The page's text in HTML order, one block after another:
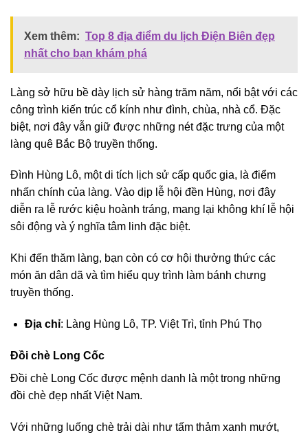
Xem thêm: Top 8 địa điểm du lịch Điện Biên đẹp
nhất cho bạn khám phá
Làng sở hữu bề dày lịch sử hàng trăm năm, nổi bật với các
công trình kiến trúc cổ kính như đình, chùa, nhà cổ. Đặc
biệt, nơi đây vẫn giữ được những nét đặc trưng của một
làng quê Bắc Bộ truyền thống.
Đình Hùng Lô, một di tích lịch sử cấp quốc gia, là điểm
nhấn chính của làng. Vào dịp lễ hội đền Hùng, nơi đây
diễn ra lễ rước kiệu hoành tráng, mang lại không khí lễ hội
sôi động và ý nghĩa tâm linh đặc biệt.
Khi đến thăm làng, bạn còn có cơ hội thưởng thức các
món ăn dân dã và tìm hiểu quy trình làm bánh chưng
truyền thống.
Địa chỉ: Làng Hùng Lô, TP. Việt Trì, tỉnh Phú Thọ
Đồi chè Long Cốc
Đồi chè Long Cốc được mệnh danh là một trong những
đồi chè đẹp nhất Việt Nam.
Với những luống chè trải dài như tấm thảm xanh mướt,